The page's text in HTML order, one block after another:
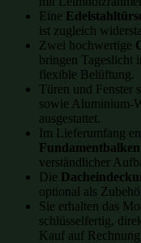
Eine
ist zugleich
Zwei hochwertige
bringen Tageslicht
flexible Belüftung.
Türen und Fenster
sowie Aluminium-
ausgestattet.
Im Lieferumfang
Fundamentbalken
verständlicher
Die
optional als
Sie erhalten das
schlüsselfertig,
Kauf auf